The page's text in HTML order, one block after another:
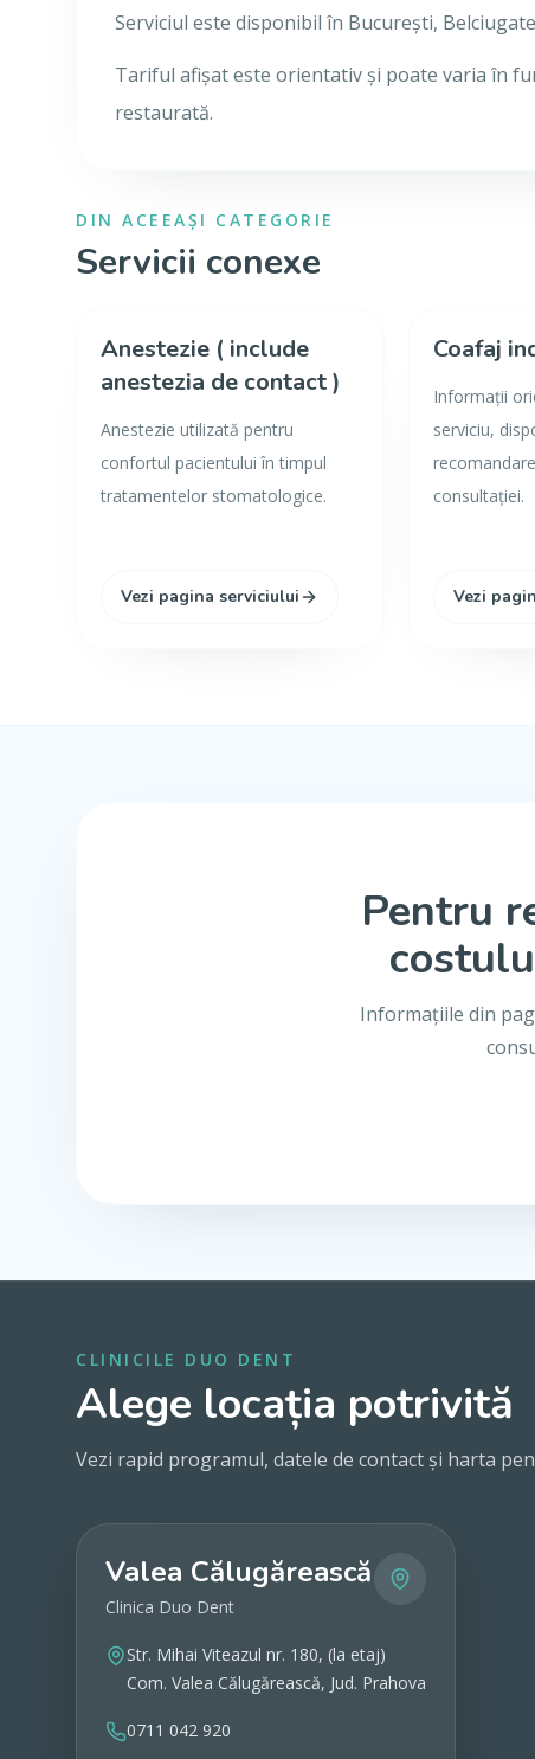
Serviciul este disponibil în București,
Tariful afișat este orientativ și poate varia în
restaurată.
DIN ACEEAȘI CATEGORIE
Servicii conexe
Anestezie ( include
anestezia de contact )
Anestezie utilizată pentru
confortul pacientului în timpul
tratamentelor stomatologice.
Vezi pagina serviciului
Coafaj
Informații
serviciu,
consultației.
Vezi
Pentru
Informațiile din
CLINICILE DUO DENT
Alege locația potrivită
Vezi rapid programul, datele de contact și harta
Valea Călugărească
Clinica Duo Dent
Str. Mihai Viteazul nr. 180, (la etaj)
Com. Valea Călugărească, Jud. Prahova
0711 042 920